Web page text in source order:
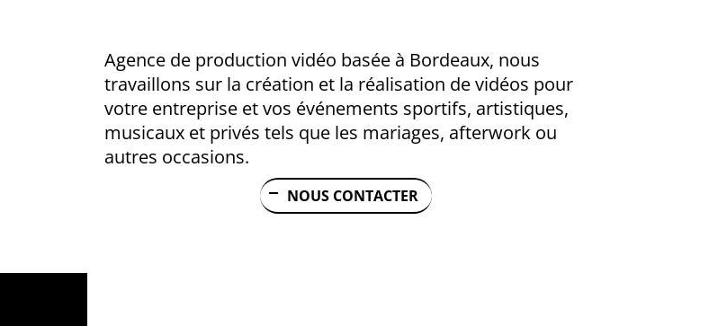
Agence de production vidéo basée à Bordeaux, nous
travaillons sur la création et la réalisation de vidéos pour
votre entreprise et vos événements sportifs, artistiques,
musicaux et privés tels que les mariages, afterwork ou
autres occasions.
NOUS CONTACTER